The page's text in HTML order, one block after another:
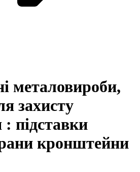
металовироби,
захисту
підставки
кронштейни